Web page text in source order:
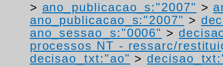
> ano_publicacao_s:"2007" >
ano_publicacao_s:"2007" >
ano_sessao_s:"0006" >
processos NT - ressarc/
decisao_txt:"ao" >